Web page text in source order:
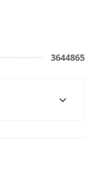
3644865